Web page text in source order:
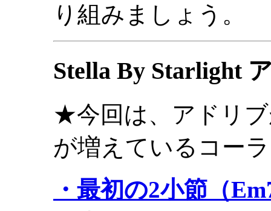
り組みましょう。
Stella By Starlight
★今回は、アドリ
が増えているコー
・最初の2小節（